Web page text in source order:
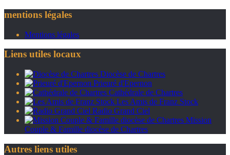
mentions légales
Mentions légales
Liens utiles locaux
Diocèse de Chartres
Prieuré d'Epernon
Cathédrale de Chartres
Les Amis de Franz Stock
Radio Grand Ciel
Mission
Couple & Famille diocèse de Chartres
Autres liens utiles